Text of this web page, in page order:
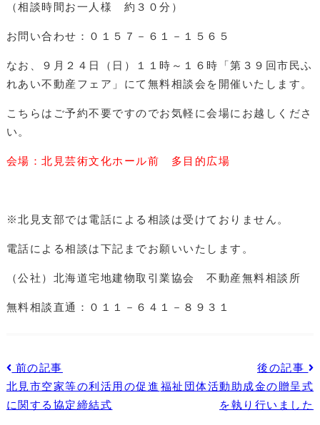
（相談時間お一人様 約３０分）
お問い合わせ：０１５７－６１－１５６５
なお、９月２４日（日）１１時～１６時「第３９回市民ふ
れあい不動産フェア」にて無料相談会を開催いたします。
こちらはご予約不要ですのでお気軽に会場にお越しくださ
い。
会場：北見芸術文化ホール前 多目的広場
※北見支部では電話による相談は受けておりません。
電話による相談は下記までお願いいたします。
（公社）北海道宅地建物取引業協会 不動産無料相談所
無料相談直通：０１１－６４１－８９３１
前の記事
北見市空家等の利活用の促進
に関する協定締結式
後の記事
福祉団体活動助成金の贈呈式
を執り行いました